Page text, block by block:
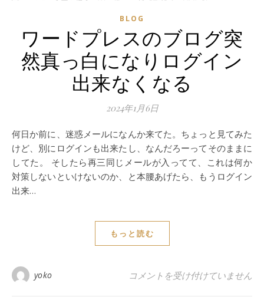
BLOG
ワードプレスのブログ突
然真っ白になりログイン
出来なくなる
2024年1月6日
何日か前に、迷惑メールになんか来てた。ちょっと見てみた
けど、別にログインも出来たし、なんだろーってそのままに
してた。 そしたら再三同じメールが入ってて、これは何か
対策しないといけないのか、と本腰あげたら、もうログイン
出来…
もっと読む
yoko ワードプレスのブログ突然真っ
コメントを受け付けていません